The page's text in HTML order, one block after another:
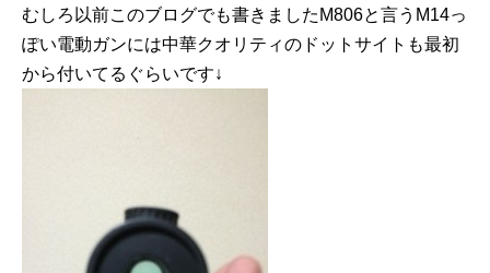
むしろ以前このブログでも書きましたM806と言うM14っ
ぽい電動ガンには中華クオリティのドットサイトも最初
から付いてるぐらいです↓